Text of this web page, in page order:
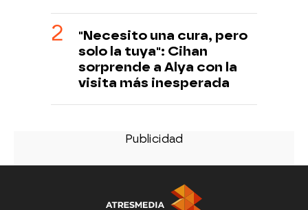
"Necesito una cura, pero
solo la tuya": Cihan
sorprende a Alya con la
visita más inesperada